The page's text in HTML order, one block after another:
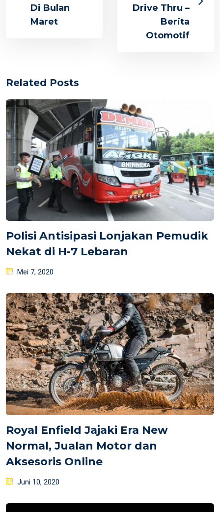
Di Bulan
Maret
Drive Thru –
Berita
Otomotif
Related Posts
Polisi Antisipasi Lonjakan Pemudik
Nekat di H-7 Lebaran
Posted
Mei 7, 2020
Royal Enfield Jajaki Era New
Normal, Jualan Motor dan
Aksesoris Online
Posted
Juni 10, 2020